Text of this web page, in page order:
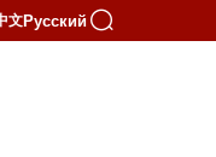
文Русский